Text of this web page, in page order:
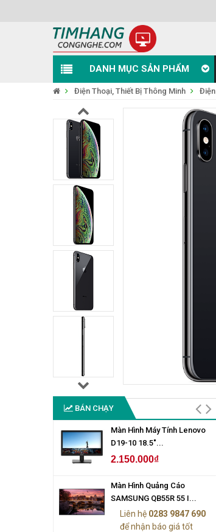
DANH MỤC SẢN PHẨM
Điện Thoại, Thiết Bị Thông Minh
BÁN CHẠY
Màn Hình Máy Tính Lenovo
D19-10 18.5"...
2.150.000₫
Màn Hình Quảng Cáo
SAMSUNG QB55R 55 I...
Liên hệ 0283 9847 690
để nhận báo giá tốt